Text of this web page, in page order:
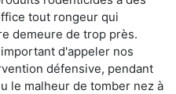
tout rongeur qui
demeure de trop près.
d'appeler nos
défensive, pendant
le malheur de tomber nez à